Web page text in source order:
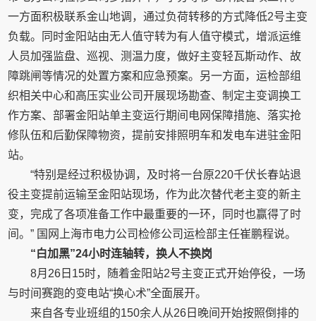
一方面积极联系金山地调，通过负荷转移的方式降低2号主变
负载。同时金阳站由无人值守转为有人值守模式，增派运维
人员加强监盘、巡视、测温力度，做好主变轻瓦斯动作、故
障跳闸等情况的处置方案和应急预案。另一方面，运检部组
织相关中心和高压实业公司开展现场勘查、制定主变调换工
作方案、部署金阳站单主变运行期间电网保障措施、落实抢
修队伍和后勤保障物资，提前安排照明车和发电车进驻金阳
站。
“特别是经过积极协调，及时将一台原220千伏长春站退
役主变提前运输至金阳站现场，作为此次替代老主变的新主
变，完成了各项准备工作中最重要的一环，同时也赢得了时
间。” 国网上海市电力公司检修公司运检部主任崔鹏程说。
“白加黑”24小时连轴转，换人不换岗
8月26日15时，随着金阳站2号主变正式开始停役，一场
与时间赛跑的变电站“换心术”全面展开。
来自各专业班组的150余人从26日晚间开始按照倒排的